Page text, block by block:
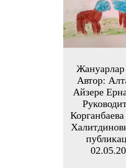
Жануарлар
Автор:
Айзере